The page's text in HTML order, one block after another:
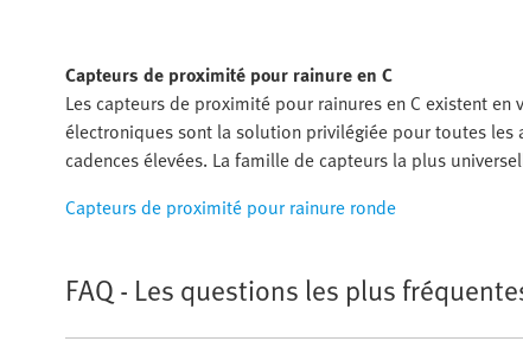
Capteurs de proximité pour rainure en C
Les capteurs de proximité pour rainures en C existent
électroniques sont la solution privilégiée pour toutes
cadences élevées. La famille de capteurs la plus
Capteurs de proximité pour rainure ronde
FAQ - Les questions les plus